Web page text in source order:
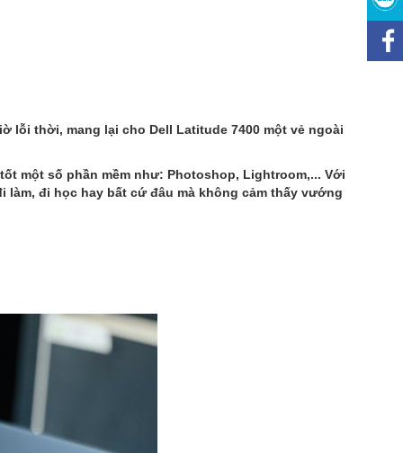
lỗi thời, mang lại cho Dell Latitude 7400 một vẻ ngoài
một số phần mềm như: Photoshop, Lightroom,... Với
đi học hay bất cứ đâu mà không cảm thấy vướng